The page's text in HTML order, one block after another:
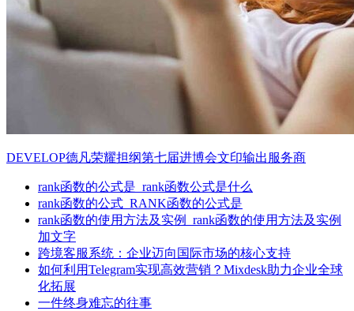
DEVELOP德凡荣耀担纲第七届进博会文印输出服务商
rank函数的公式是_rank函数公式是什么
rank函数的公式_RANK函数的公式是
rank函数的使用方法及实例_rank函数的使用方法及实例
加文字
跨境客服系统：企业迈向国际市场的核心支持
如何利用Telegram实现高效营销？Mixdesk助力企业全球
化拓展
一件终身难忘的往事